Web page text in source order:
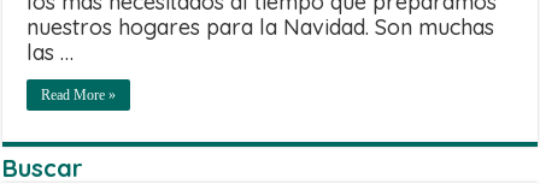
nuestros hogares para la Navidad. Son muchas
las …
Read More »
Buscar